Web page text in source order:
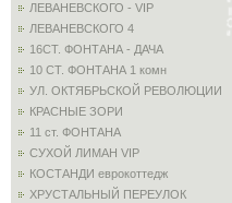
ЛЕВАНЕВСКОГО - VIP
ЛЕВАНЕВСКОГО 4
16СТ. ФОНТАНА - ДАЧА
10 СТ. ФОНТАНА 1 комн
УЛ. ОКТЯБРЬСКОЙ РЕВОЛЮЦИИ
КРАСНЫЕ ЗОРИ
11 ст. ФОНТАНА
СУХОЙ ЛИМАН VIP
КОСТАНДИ еврокоттедж
ХРУСТАЛЬНЫЙ ПЕРЕУЛОК